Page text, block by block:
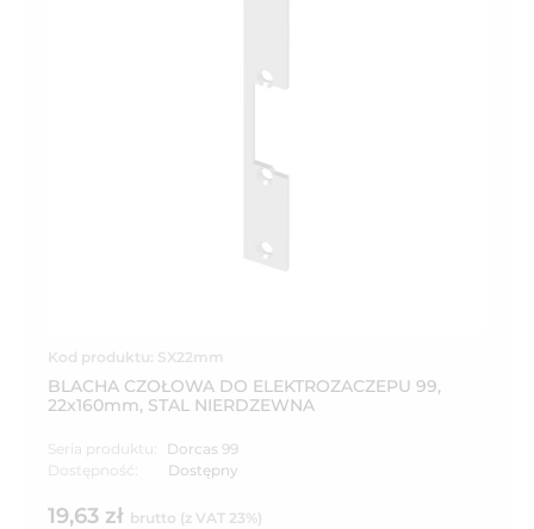
Kod produktu: SX22mm
BLACHA CZOŁOWA DO ELEKTROZACZEPU 99,
22x160mm, STAL NIERDZEWNA
Seria produktu:
Dorcas 99
Dostępność:
Dostępny
19,63 zł brutto (z VAT 23%)